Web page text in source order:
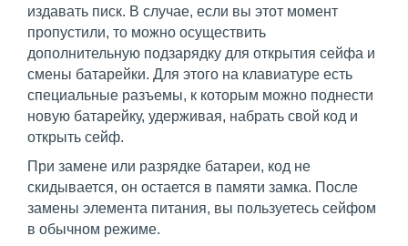
издавать писк. В случае, если вы этот момент
пропустили, то можно осуществить
дополнительную подзарядку для открытия сейфа и
смены батарейки. Для этого на клавиатуре есть
специальные разъемы, к которым можно поднести
новую батарейку, удерживая, набрать свой код и
открыть сейф.
При замене или разрядке батареи, код не
скидывается, он остается в памяти замка. После
замены элемента питания, вы пользуетесь сейфом
в обычном режиме.